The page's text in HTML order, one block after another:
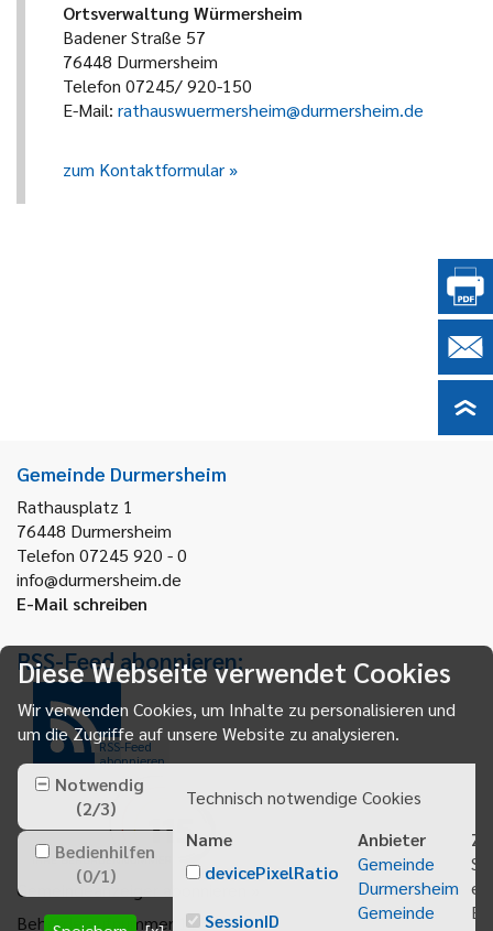
Ortsverwaltung Würmersheim
Badener Straße 57
76448 Durmersheim
Telefon 07245/ 920-150
E-Mail: rathauswuermersheim@durmersheim.de
zum Kontaktformular
Gemeinde Durmersheim
Rathausplatz 1
76448 Durmersheim
Telefon 07245 920 - 0
info@durmersheim.de
E-Mail schreiben
RSS-Feed abonnieren:
RSS-Feed
abonnieren
Gemeindeanzeiger abonnieren
Behördenrufnummer 115
Diese Webseite verwendet Cookies
Wir verwenden Cookies, um Inhalte zu personalisieren und
um die Zugriffe auf unsere Website zu analysieren.
Notwendig
(2/3)
Bedienhilfen
(0/1)
Technisch notwendige Cookies
Name
Anbieter
devicePixelRatio
Gemeinde
Durmersheim
SessionID
Gemeinde